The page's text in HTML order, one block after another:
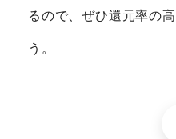
るので、ぜひ還元率の
う。